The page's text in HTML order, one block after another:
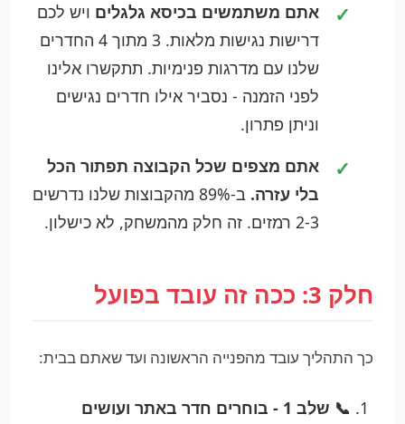
אתם משתמשים בכיסא גלגלים ויש לכם
דרישות נגישות מלאות. 3 מתוך 4 החדרים
שלנו עם מדרגות פנימיות. תתקשרו אלינו
לפני הזמנה - נסביר אילו חדרים נגישים
וניתן פתרון.
אתם מצפים שכל הקבוצה תפתור הכל
בלי עזרה.
ב-89% מהקבוצות שלנו נדרשים
2-3 רמזים. זה חלק מהמשחק, לא כישלון.
חלק 3: ככה זה עובד בפועל
כך התהליך עובד מהפנייה הראשונה ועד שאתם בבית:
📞 שלב 1 - בוחרים חדר באתר ועושים